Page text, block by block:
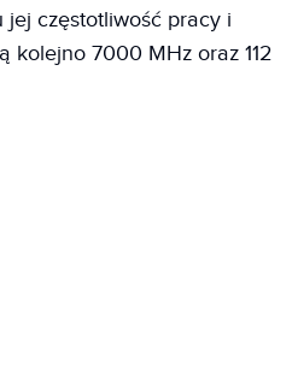
jej częstotliwość pracy i
kolejno 7000 MHz oraz 112